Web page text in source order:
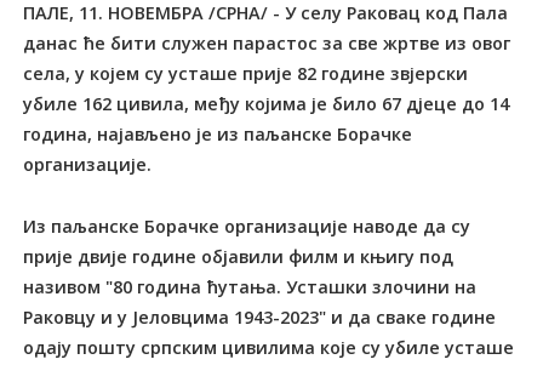
ПАЛЕ, 11. НОВЕМБРА /СРНА/ - У селу Раковац код Пала
данас ће бити служен парастос за све жртве из овог
села, у којем су усташе прије 82 године звјерски
убиле 162 цивила, међу којима је било 67 дјеце до 14
година, најављено је из паљанске Борачке
организације.
Из паљанске Борачке организације наводе да су
прије двије године објавили филм и књигу под
називом "80 година ћутања. Усташки злочини на
Раковцу и у Јеловцима 1943-2023" и да сваке године
одају пошту српским цивилима које су убиле усташе